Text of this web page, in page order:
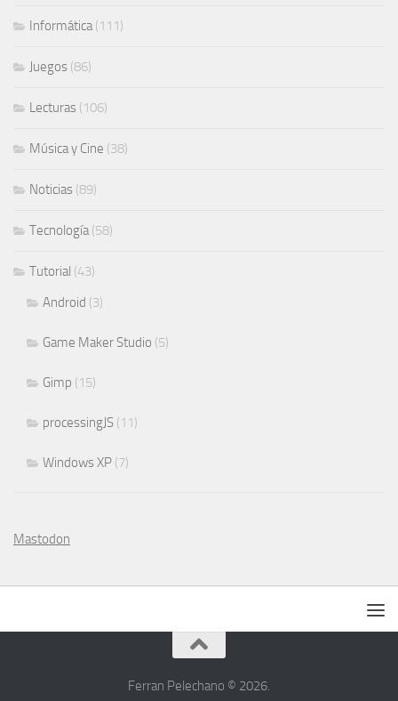
Informática(111)
Juegos (86)
Lecturas (106)
Música y Cine (38)
Noticias (89)
Tecnología(58)
Tutorial (43)
Android (3)
Game Maker Studio (5)
Gimp (15)
processingJS (11)
Windows XP (7)
Mastodon
Ferran Pelechano © 2026.